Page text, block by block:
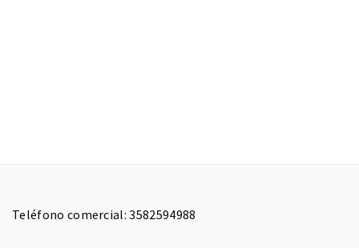
Teléfono comercial: 3582594988